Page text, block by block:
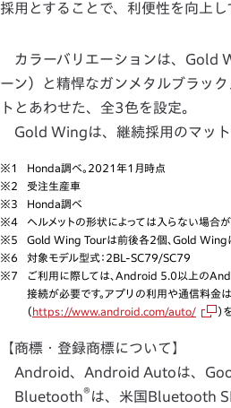
採用とすることで、利便性を向上し
カラーバリエーションは、Gold
ーン）と精悍なガンメタルブラッ
トとあわせた、全3色を設定。
Gold Wingは、継続採用のマット
※1
Honda調べ。2021年1月時点
※2
受注生産車
※3
Honda調べ
※4
ヘルメットの形状によっては入らない場合
※5
Gold Wing Tourは前後各2個、Gold Wing
※6
対象モデル型式：2BL-SC79/SC79
※7
ご利用に際しては、Android 5.0以上の
接続が必要です。アプリの利用や通信料金
（https://www.android.com/auto/ ）
【商標・登録商標について】
Android、Android Autoは、
Bluetooth® は、米国Bluetooth